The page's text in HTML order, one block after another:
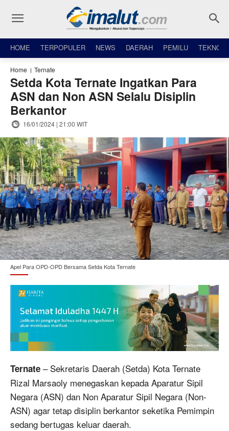
HOME TERPOPULER NEWS DAERAH PEMILU TEKNO
Home Ternate
Setda Kota Ternate Ingatkan Para
ASN dan Non ASN Selalu Disiplin
Berkantor
16/01/2024 | 21:00 WIT
Apel Para OPD-OPD Bersama Setda Kota Ternate
Ternate – Sekretaris Daerah (Setda) Kota Ternate
Rizal Marsaoly menegaskan kepada Aparatur Sipil
Negara (ASN) dan Non Aparatur Sipil Negara (Non-
ASN) agar tetap disiplin berkantor seketika Pemimpin
sedang bertugas keluar daerah.